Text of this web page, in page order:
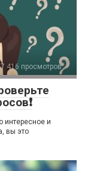
416 просмотров
интересное и
вы это